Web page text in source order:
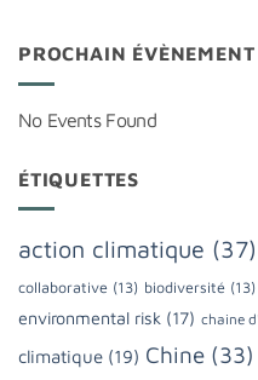
PROCHAIN ÉVÈNEMENT
No Events Found
ÉTIQUETTES
action climatique (37)
collaborative (13) biodiversité (13)
environmental risk (17) chaine
climatique (19) Chine (33)